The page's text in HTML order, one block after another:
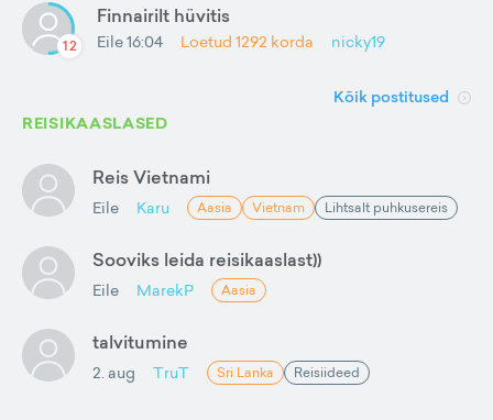
12
Finnairilt hüvitis
Eile 16:04 Loetud 1292 korda nicky19
Kõik postitused
REISIKAASLASED
Reis Vietnami
Eile Karu Aasia Vietnam Lihtsalt puhkusereis
Sooviks leida reisikaaslast))
Eile MarekP Aasia
talvitumine
2. aug TruT Sri Lanka Reisiideed